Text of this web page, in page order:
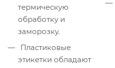
термическую
обработку и
заморозку.
этикетки обладают